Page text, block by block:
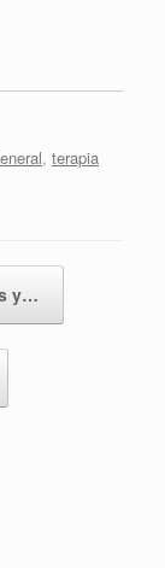
, terapia
y…